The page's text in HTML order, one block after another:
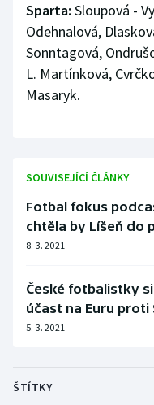
Ostatní
Sparta: Sloupová -
Odehnalová,
Sonntagová,
L. Martínková,
Masaryk.
SOUVISEJÍCÍ ČLÁNKY
Fotbal fokus
chtěla by Líšeň do
8. 3. 2021
České fotbalistky
účast na Euru proti
5. 3. 2021
ŠTÍTKY